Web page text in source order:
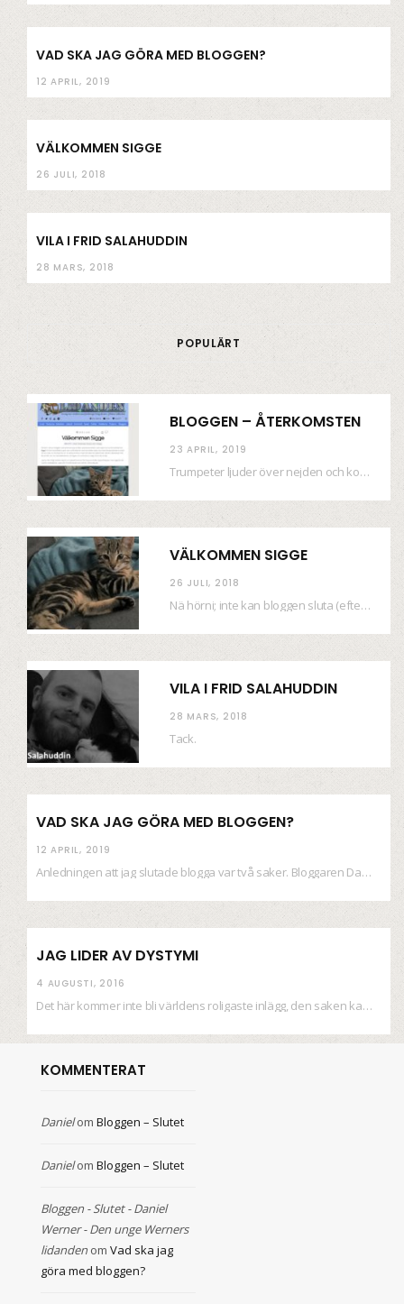
VAD SKA JAG GÖRA MED BLOGGEN?
12 APRIL, 2019
VÄLKOMMEN SIGGE
26 JULI, 2018
VILA I FRID SALAHUDDIN
28 MARS, 2018
POPULÄRT
BLOGGEN – ÅTERKOMSTEN
23 APRIL, 2019
Trumpeter ljuder över nejden och konfetti regnar längsmed husfasaderna – FREDEN ÄR HÄR! Eller ahem.…
VÄLKOMMEN SIGGE
26 JULI, 2018
Nä hörni; inte kan bloggen sluta (eftersom jag så sällan uppdaterar skiten) i sånt supermoll.…
VILA I FRID SALAHUDDIN
28 MARS, 2018
Tack.
VAD SKA JAG GÖRA MED BLOGGEN?
12 APRIL, 2019
Anledningen att jag slutade blogga var två saker. Bloggaren Daniel skrev ut checkar som personen…
JAG LIDER AV DYSTYMI
4 AUGUSTI, 2016
Det här kommer inte bli världens roligaste inlägg, den saken kan ni räkna med. Det…
KOMMENTERAT
Danielom Bloggen – Slutet
Danielom Bloggen – Slutet
Bloggen - Slutet - Daniel
Werner - Den unge Werners
lidanden om Vad ska jag
göra med bloggen?